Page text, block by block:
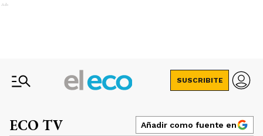
Ads
SUSCRIBITE
ECO TV Añadir como fuente en